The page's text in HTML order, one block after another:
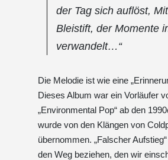
der Tag sich auflöst,
Bleistift, der Momente
verwandelt…“
Die Melodie ist wie eine
Dieses Album war ein Vorläufer
„Environmental Pop“ ab den
wurde von den Klängen von
übernommen. „Falscher
den Weg beziehen, den wir